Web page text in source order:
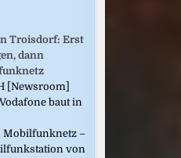
Troisdorf: Erst
dann
[Newsroom]
baut in
Mobilfunknetz –
von